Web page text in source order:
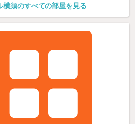
横須のすべての部屋を見る